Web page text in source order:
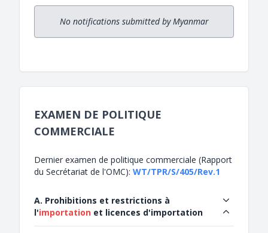
No notifications submitted by Myanmar
EXAMEN DE POLITIQUE
COMMERCIALE
Dernier examen de politique commerciale (Rapport
du Secrétariat de l'OMC): WT/TPR/S/405/Rev.1
A. Prohibitions et restrictions à
l'importation et licences d'importation